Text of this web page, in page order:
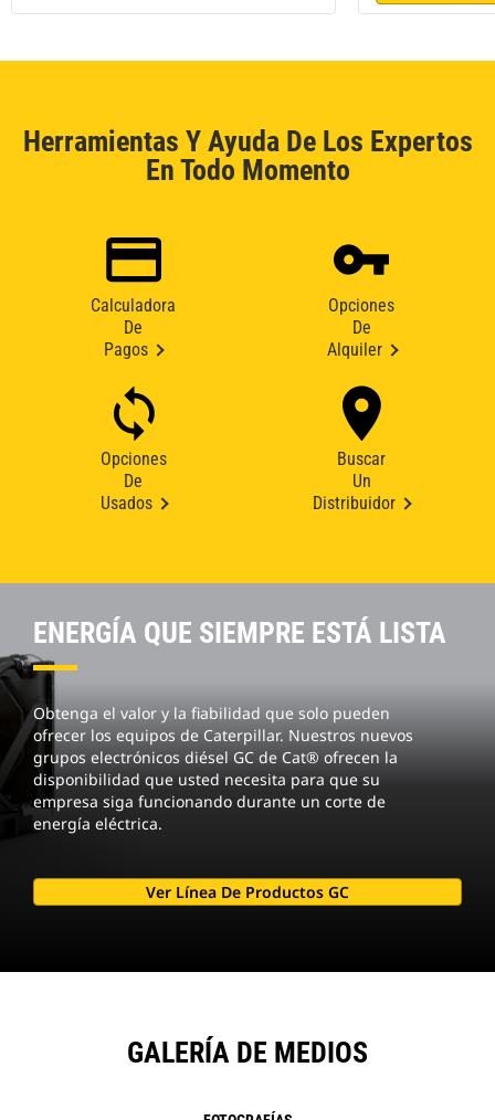
Herramientas Y Ayuda De Los Expertos
En Todo Momento
Calculadora
De
Pagos
Opciones
De
Alquiler
Opciones
De
Usados
Buscar
Un
Distribuidor
ENERGÍA QUE SIEMPRE ESTÁ LISTA
Obtenga el valor y la fiabilidad que solo pueden
ofrecer los equipos de Caterpillar. Nuestros nuevos
grupos electrónicos diésel GC de Cat® ofrecen la
disponibilidad que usted necesita para que su
empresa siga funcionando durante un corte de
energía eléctrica.
Ver Línea De Productos GC
GALERÍA DE MEDIOS